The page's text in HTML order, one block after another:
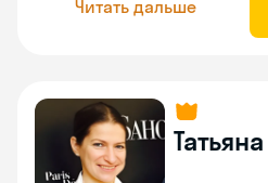
Читать дальше
Татьяна